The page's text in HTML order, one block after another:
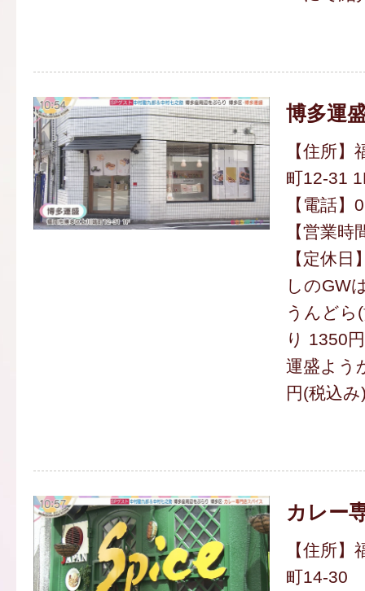
博多運
【住所
町12-31
【電話
【営業
【定休
しのGW
うんどら
り 1350
運盛よう
円(税込み
カレー
【住所
町14-30